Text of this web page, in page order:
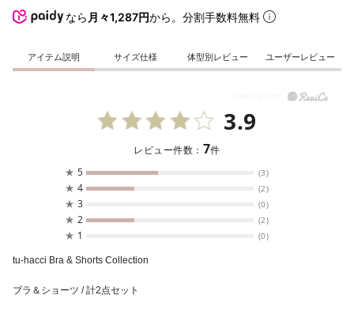
なら 月々1,287円から。分割手数料無料
アイテム説明 サイズ仕様 体型別レビュー ユーザーレビュー
3.9
レビュー件数： 7件
★ 5 (3)
★ 4 (2)
★ 3 (0)
★ 2 (2)
★ 1 (0)
tu-hacci Bra & Shorts Collection
ブラ＆ショーツ / 計2点セット